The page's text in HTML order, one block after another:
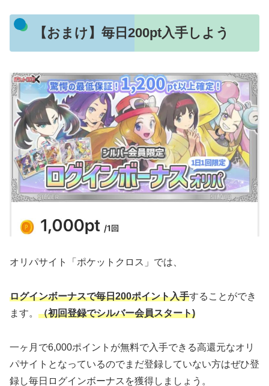
【おまけ】毎日200pt入手しよう
オリパサイト「ポケットクロス」では、
ログインボーナスで毎日200ポイント入手することができ
ます。 （初回登録でシルバー会員スタート)
一ヶ月で6,000ポイントが無料で入手できる高還元なオリ
パサイトとなっているのでまだ登録していない方はぜひ登
録し毎日ログインボーナスを獲得しましょう。